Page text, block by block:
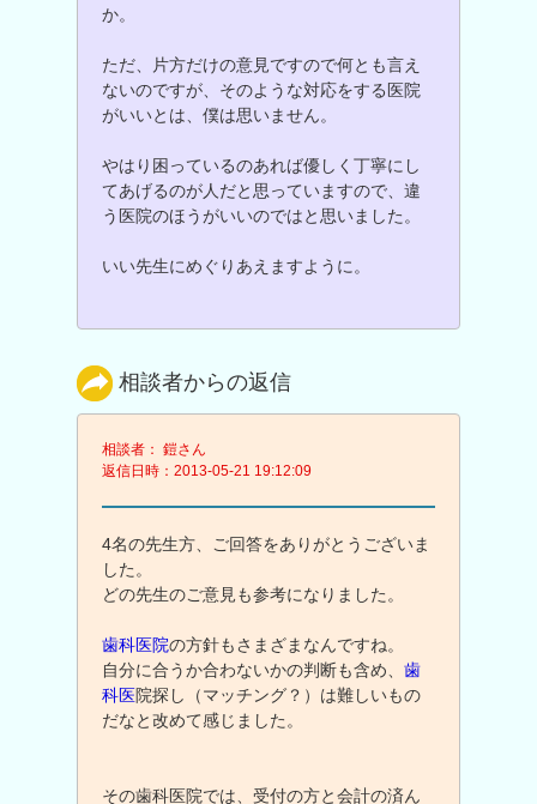
か。
ただ、片方だけの意見ですので何とも言え
ないのですが、そのような対応をする医院
がいいとは、僕は思いません。
やはり困っているのあれば優しく丁寧にし
てあげるのが人だと思っていますので、違
う医院のほうがいいのではと思いました。
いい先生にめぐりあえますように。
相談者からの返信
相談者： 鎧さん
返信日時：2013-05-21 19:12:09
4名の先生方、ご回答をありがとうございま
した。
どの先生のご意見も参考になりました。
歯科医院の方針もさまざまなんですね。
自分に合うか合わないかの判断も含め、 歯
科医院探し（マッチング？）は難しいもの
だなと改めて感じました。
その歯科医院では、受付の方と会計の済ん